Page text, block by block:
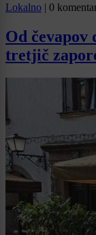
Lokalno | 0
Od čevapov
tretjič